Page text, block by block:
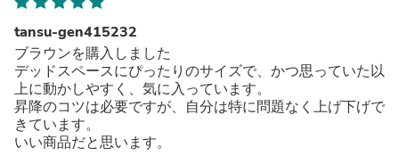
tansu-gen415232
ブラウンを購入しました
デッドスペースにぴったりのサイズで、かつ思っていた以
上に動かしやすく、気に入っています。
昇降のコツは必要ですが、自分は特に問題なく上げ下げで
きています。
いい商品だと思います。